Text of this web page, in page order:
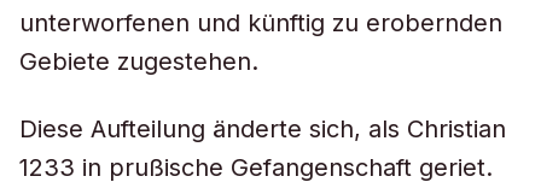
unterworfenen und künftig zu erobernden
Gebiete zugestehen.
Diese Aufteilung änderte sich, als Christian
1233 in prußische Gefangenschaft geriet.